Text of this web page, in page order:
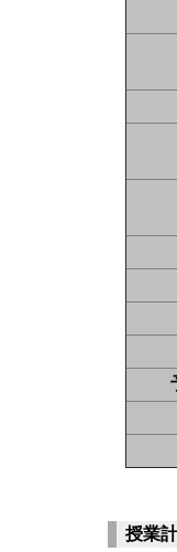
授業